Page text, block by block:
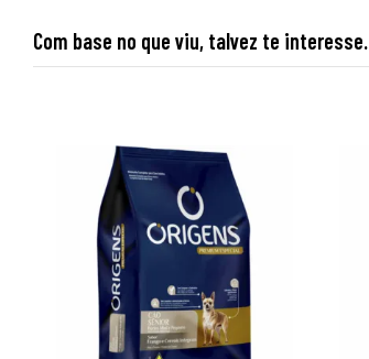
Com base no que viu, talvez te interesse.